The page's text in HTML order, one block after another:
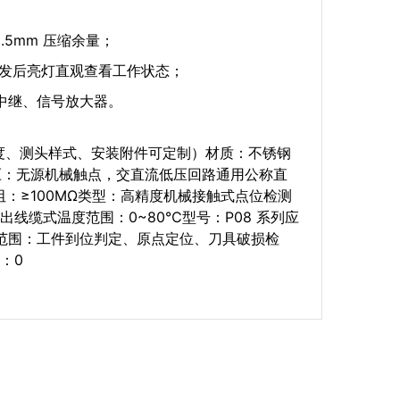
压缩余量；
后亮灯直观查看工作状态；
、信号放大器。
测头样式、安装附件可定制）材质：不锈钢
无源机械触点，交直流低压回路通用公称直
≥100MΩ类型：高精度机械接触式点位检测
线缆式温度范围：0~80℃型号：P08 系列应
：工件到位判定、原点定位、刀具破损检
0